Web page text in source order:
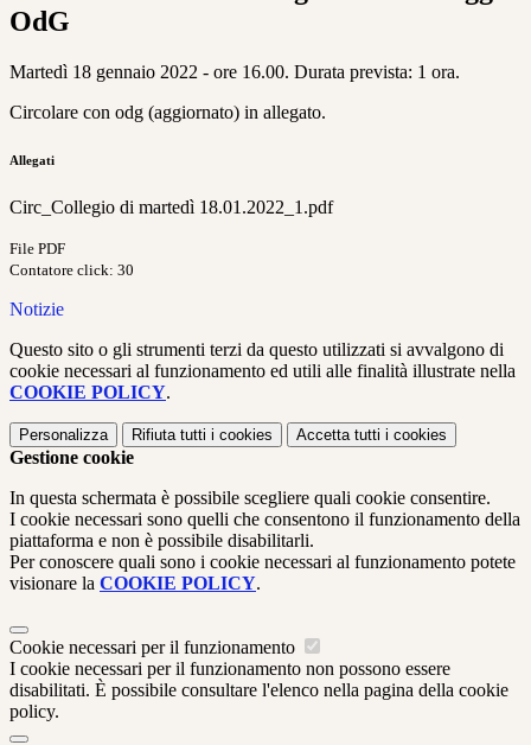
OdG
Martedì 18 gennaio 2022 - ore 16.00. Durata prevista: 1 ora.
Circolare con odg (aggiornato) in allegato.
Allegati
Circ_Collegio di martedì 18.01.2022_1.pdf
File PDF
Contatore click: 30
Notizie
Questo sito o gli strumenti terzi da questo utilizzati si avvalgono di
cookie necessari al funzionamento ed utili alle finalità illustrate nella
COOKIE POLICY.
Personalizza Rifiuta tutti i cookies Accetta tutti i cookies
Gestione cookie
In questa schermata è possibile scegliere quali cookie consentire.
I cookie necessari sono quelli che consentono il funzionamento della
piattaforma e non è possibile disabilitarli.
Per conoscere quali sono i cookie necessari al funzionamento potete
visionare la COOKIE POLICY.
Cookie necessari per il funzionamento
I cookie necessari per il funzionamento non possono essere
disabilitati. È possibile consultare l'elenco nella pagina della cookie
policy.